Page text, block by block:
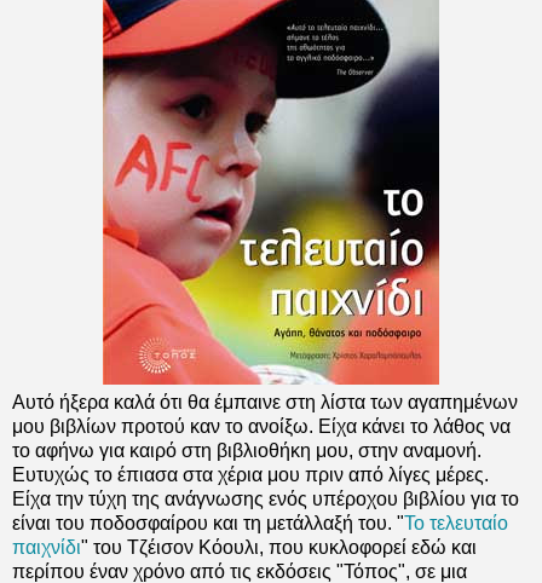
Αυτό ήξερα καλά ότι θα έμπαινε στη λίστα των αγαπημένων
μου βιβλίων προτού καν το ανοίξω. Είχα κάνει το λάθος να
το αφήνω για καιρό στη βιβλιοθήκη μου, στην αναμονή.
Ευτυχώς το έπιασα στα χέρια μου πριν από λίγες μέρες.
Είχα την τύχη της ανάγνωσης ενός υπέροχου βιβλίου για το
είναι του ποδοσφαίρου και τη μετάλλαξή του. "Το τελευταίο
παιχνίδι" του Τζέισον Κόουλι, που κυκλοφορεί εδώ και
περίπου έναν χρόνο από τις εκδόσεις "Τόπος", σε μια